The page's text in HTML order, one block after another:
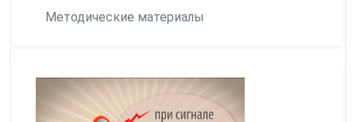
Методические материалы